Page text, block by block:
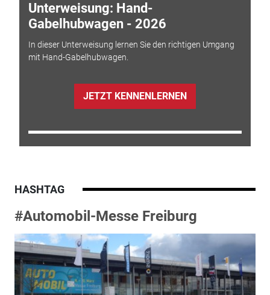
Unterweisung: Hand-
Gabelhubwagen - 2026
In dieser Unterweisung lernen Sie den richtigen Umgang
mit Hand-Gabelhubwagen.
JETZT KENNENLERNEN
HASHTAG
#Automobil-Messe Freiburg